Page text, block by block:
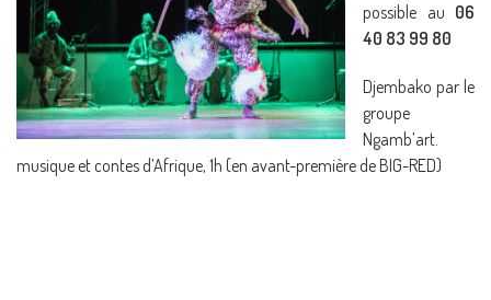
possible au 06
40 83 99 80
Djembako par le
groupe
Ngamb’art.
musique et contes d’Afrique, 1h (en avant-première de BIG-RED)